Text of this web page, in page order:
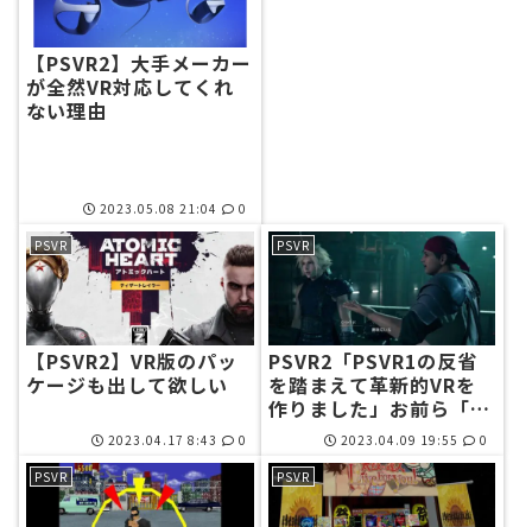
【PSVR2】大手メーカー
が全然VR対応してくれ
ない理由
2023.05.08 21:04 0
PSVR
【PSVR2】VR版のパッ
ケージも出して欲しい
2023.04.17 8:43 0
PSVR
PSVR2「PSVR1の反省
を踏まえて革新的VRを
作りました」お前ら「興
味ないね」2023.04.09 19:55 0
PSVR PSVR